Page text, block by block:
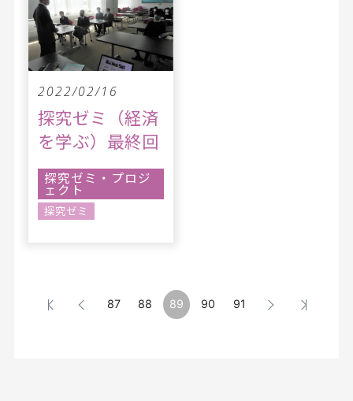
2022/02/16
探究ゼミ（経済
を学ぶ）最終回
探究ゼミ・プロジ
ェクト
探究ゼミ
87 88 89 90 91